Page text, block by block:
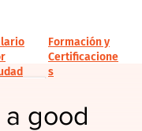
a good
Formación y
Certificacione
s